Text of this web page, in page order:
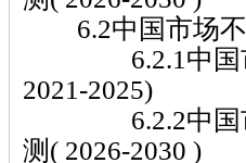
6.2中国市场不
6.2.1中国市场
2021-2025)
6.2.2中国市场
测( 2026-2030 )